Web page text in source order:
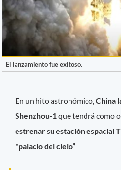
El lanzamiento fue exitoso.
En un hito astronómico,China
Shenzhou-1 que tendrá como
estrenar su estación espacial
"palacio del cielo”